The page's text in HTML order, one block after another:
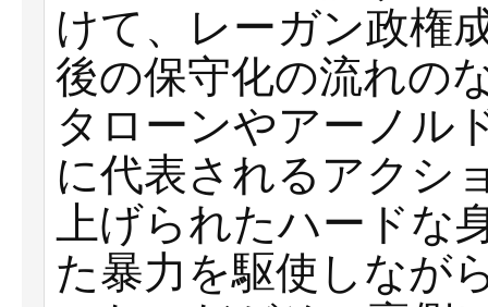
けて、レーガン政権
後の保守化の流れの
タローンやアーノル
に代表されるアクシ
上げられたハードな
た暴力を駆使しなが